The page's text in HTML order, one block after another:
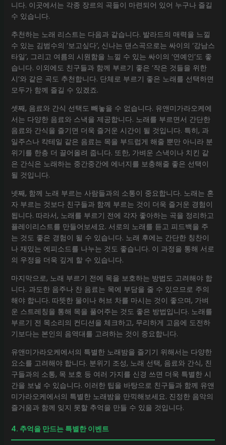
니다. 이곳에서는 각종 장르의 곡들이 마련되어 있어 누구나 즐길
수 있습니다.
추천하는 노래 리스트는 다음과 같습니다. 발라드의 매력을 느낄
수 있는 김범수의 ‘보고싶다’, 신나는 댄스곡으로는 싸이의 ‘강남스
타일’, 그리고 여름의 시원함을 느낄 수 있는 싸이의 ‘연예인’도 좋
습니다. 이외에도 친구들과 함께 부르기 좋은 ‘작은 것들을 위한
시’와 같은 곡도 추천합니다. 단체로 부르기 좋은 노래를 선택하면
모두가 함께 즐길 수 있겠죠.
셋째, 음료와 간식 선택도 빼놓을 수 없습니다. 유앤미가라오케에
서는 다양한 음료와 스낵을 제공합니다. 노래를 부르면서 간단한
음료와 간식을 즐기면 더욱 즐거운 시간이 될 것입니다. 특히, 과
일주스나 칵테일 같은 음료는 목을 부드럽게 해줄 뿐만 아니라 분
위기를 한층 더 끌어올려 줍니다. 또한, 가벼운 스낵이나 치킨 같
은 간식은 노래하는 중간중간에 에너지를 보충해줄 좋은 선택이
될 것입니다.
넷째, 함께 노래 부르는 사람들과의 소통이 중요합니다. 노래는 혼
자 부르는 것보다 친구들과 함께 부르는 것이 더욱 즐거운 경험이
됩니다. 따라서, 노래를 부르기 전에 각자 좋아하는 곡을 정리하고
플레이리스트를 만들어보세요. 서로의 노래를 듣고 피드백을 주
는 것도 좋은 경험이 될 수 있습니다. 노래 후에는 간단한 칭찬이
나 재밌는 에피소드를 나누는 것도 좋습니다. 이 과정을 통해 서로
의 우정을 더욱 깊게 할 수 있습니다.
마지막으로, 노래 부르기 전에 목을 보호하는 방법도 고려해야 합
니다. 과도한 음주나 찬 음료는 목에 부담을 줄 수 있으므로 주의
해야 합니다. 따뜻한 물이나 허브 차를 마시는 것이 좋으며, 가벼
운 스트레칭을 통해 목을 풀어주는 것도 좋은 방법입니다. 노래를
부르기 전 목소리의 컨디션을 체크하고, 무리하게 고음에 도전하
기보다는 본인의 음역대를 고려하는 것이 중요합니다.
유앤미가라오케에서의 특별한 노래밤을 즐기기 위해서는 다양한
요소를 고려해야 합니다. 분위기 조성, 노래 선택, 음료와 간식, 친
구들과의 소통, 목 보호 등 여러 가지를 신경 쓰면 더욱 특별한 시
간을 보낼 수 있습니다. 이러한 팁을 바탕으로 친구들과 함께 유앤
미가라오케에서의 특별한 노래밤을 만끽해보세요. 진정한 음악의
즐거움과 함께 잊지 못할 추억을 만들 수 있을 것입니다.
4. 추억을 만드는 특별한 이벤트